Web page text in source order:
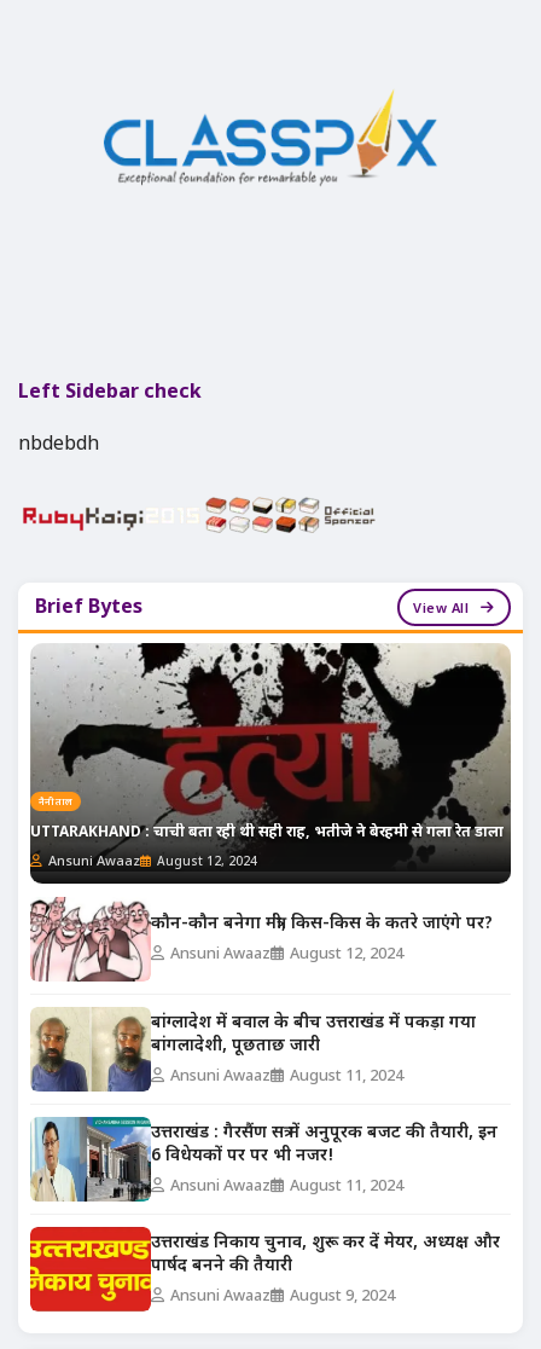
Left Sidebar check
nbdebdh
Brief Bytes View All
नैनीताल
UTTARAKHAND : चाची बता रही थी सही राह, भतीजे ने बेरहमी से गला रेत डाला
Ansuni Awaaz August 12, 2024
कौन-कौन बनेगा मंत्री, किस-किस के कतरे जाएंगे पर?
Ansuni Awaaz August 12, 2024
बांग्लादेश में बवाल के बीच उत्तराखंड में पकड़ा गया
बांगलादेशी, पूछताछ जारी
Ansuni Awaaz August 11, 2024
उत्तराखंड : गैरसैंण सत्र में अनुपूरक बजट की तैयारी, इन
6 विधेयकों पर पर भी नजर!
Ansuni Awaaz August 11, 2024
उत्तराखंड निकाय चुनाव, शुरू कर दें मेयर, अध्यक्ष और
पार्षद बनने की तैयारी
Ansuni Awaaz August 9, 2024